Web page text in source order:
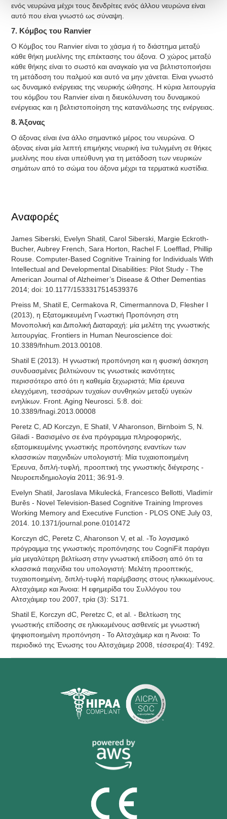
ενός νευρώνα μέχρι τους δενδρίτες ενός άλλου νευρώνα είναι
αυτό που είναι γνωστό ως σύναψη.
7. Κόμβος του Ranvier
O Κόμβος του Ranvier είναι το χάσμα ή το διάστημα μεταξύ
κάθε θήκη μυελίνης της επέκτασης του άξονα. Ο χώρος μεταξύ
κάθε θήκης είναι το σωστό και αναγκαίο για να βελτιστοποιήσει
τη μετάδοση του παλμού και αυτό να μην χάνεται. Είναι γνωστό
ως δυναμικό ενέργειας της νευρικής ώθησης. Η κύρια λειτουργία
του κόμβου του Ranvier είναι η διευκόλυνση του δυναμικού
ενέργειας και η βελτιστοποίηση της κατανάλωσης της ενέργειας.
8. Άξονας
Ο άξονας είναι ένα άλλο σημαντικό μέρος του νευρώνα. Ο
άξονας είναι μία λεπτή επιμήκης νευρική ίνα τυλιγμένη σε θήκες
μυελίνης που είναι υπεύθυνη για τη μετάδοση των νευρικών
σημάτων από το σώμα του άξονα μέχρι τα τερματικά κυστίδια.
Αναφορές
James Siberski, Evelyn Shatil, Carol Siberski, Margie Eckroth-
Bucher, Aubrey French, Sara Horton, Rachel F. Loefflad, Phillip
Rouse. Computer-Based Cognitive Training for Individuals With
Intellectual and Developmental Disabilities: Pilot Study - The
American Journal of Alzheimer’s Disease & Other Dementias
2014; doi: 10.1177/1533317514539376
Preiss M, Shatil E, Cermakova R, Cimermannova D, Flesher I
(2013), η Εξατομικευμένη Γνωστική Προπόνηση στη
Μονοπολική και Διπολική Διαταραχή: μία μελέτη της γνωστικής
λειτουργίας. Frontiers in Human Neuroscience doi:
10.3389/fnhum.2013.00108.
Shatil E (2013). Η γνωστική προπόνηση και η φυσική άσκηση
συνδυασμένες βελτιώνουν τις γνωστικές ικανότητες
περισσότερο από ότι η καθεμία ξεχωριστά; Μία έρευνα
ελεγχόμενη, τεσσάρων τυχαίων συνθηκών μεταξύ υγειών
ενηλίκων. Front. Aging Neurosci. 5:8. doi:
10.3389/fnagi.2013.00008
Peretz C, AD Korczyn, E Shatil, V Aharonson, Birnboim S, N.
Giladi - Βασισμένο σε ένα πρόγραμμα πληροφορικής,
εξατομικευμένης γνωστικής προπόνησης εναντίων των
κλασσικών παιχνιδιών υπολογιστή: Μία τυχαιοποιημένη
Έρευνα, διπλή-τυφλή, προοπτική της γνωστικής διέγερσης -
Νευροεπιδημιολογία 2011; 36:91-9.
Evelyn Shatil, Jaroslava Mikulecká, Francesco Bellotti, Vladimír
Burěs - Novel Television-Based Cognitive Training Improves
Working Memory and Executive Function - PLOS ONE July 03,
2014. 10.1371/journal.pone.0101472
Korczyn dC, Peretz C, Aharonson V, et al. -Το λογισμικό
πρόγραμμα της γνωστικής προπόνησης του CogniFit παράγει
μία μεγαλύτερη βελτίωση στην γνωστική επίδοση από ότι τα
κλασσικά παιχνίδια του υπολογιστή: Μελέτη προοπτικής,
τυχαιοποιημένη, διπλή-τυφλή παρέμβασης στους ηλικιωμένους.
Αλτσχάιμερ και Άνοια: Η εφημερίδα του Συλλόγου του
Αλτσχάιμερ του 2007, τρία (3): S171.
Shatil E, Korczyn dC, Peretzc C, et al. - Βελτίωση της
γνωστικής επίδοσης σε ηλικιωμένους ασθενείς με γνωστική
ψηφιοποιημένη προπόνηση - Το Αλτσχάιμερ και η Άνοια: Το
περιοδικό της Ένωσης του Αλτσχάιμερ 2008, τέσσερα(4): T492.